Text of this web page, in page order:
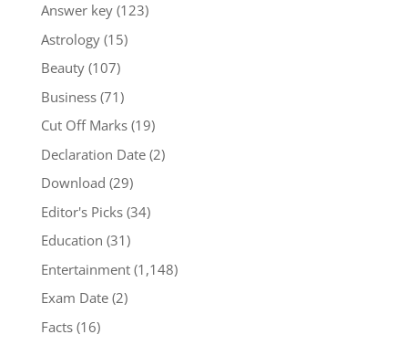
Answer key(123)
Astrology(15)
Beauty(107)
Business(71)
Cut Off Marks(19)
Declaration Date(2)
Download (29)
Editor's Picks(34)
Education (31)
Entertainment(1,148)
Exam Date(2)
Facts(16)